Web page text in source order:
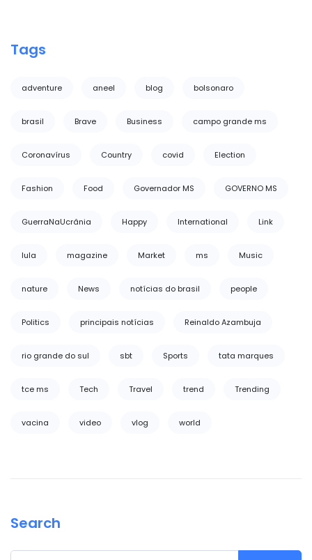
Tags
adventure aneel blog bolsonaro
brasil Brave Business campo grande ms
Coronavírus Country covid Election
Fashion Food Governador MS GOVERNO MS
GuerraNaUcrânia Happy International Link
lula magazine Market ms Music
nature News notícias do brasil people
Politics principais notícias Reinaldo Azambuja
rio grande do sul sbt Sports tata marques
tce ms Tech Travel trend Trending
vacina video vlog world
Search